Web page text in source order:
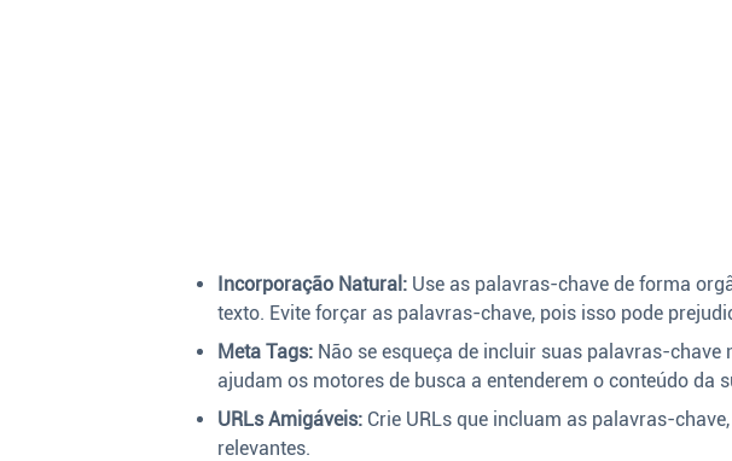
Incorporação Natural: Use as palavras-chave de forma
texto. Evite forçar as palavras-chave, pois isso pode
Meta Tags: Não se esqueça de incluir suas palavras-
ajudam os motores de busca a entenderem o conteúdo da
URLs Amigáveis: Crie URLs que incluam as palavras-
relevantes.